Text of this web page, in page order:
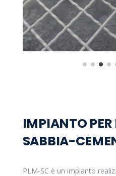
IMPIANTO
SABBIA-
PLM-SC è un impianto